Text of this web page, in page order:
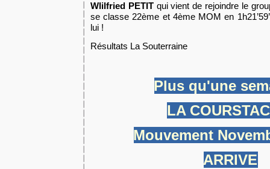
Wlilfried PETITqui vient de rejoindre le
se classe 22ème et 4ème MOM en
lui !
Résultats La Souterraine
Plus qu'une
LA
Mouvement
ARRIVE